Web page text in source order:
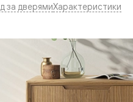
за дверямиХарактеристики